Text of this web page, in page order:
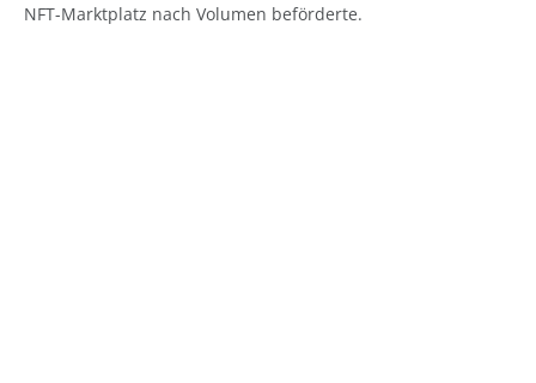
NFT-Marktplatz nach Volumen beförderte.